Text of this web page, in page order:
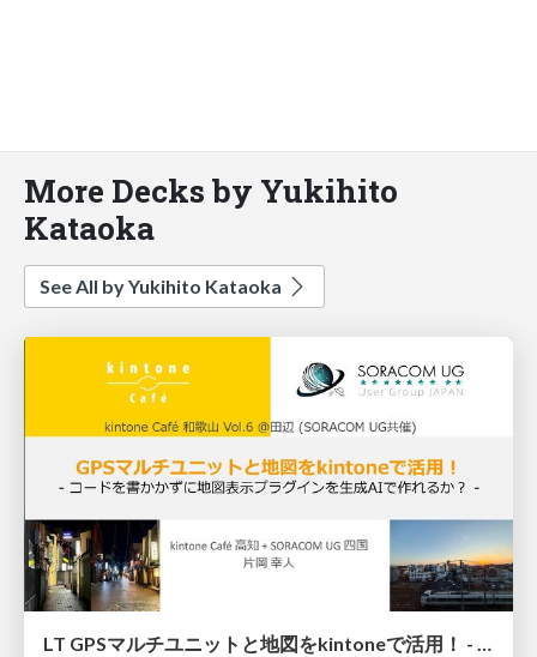
More Decks by Yukihito
Kataoka
See All by Yukihito Kataoka
LT GPSマルチユニットと地図をkintoneで活用！ - コードを書かかずに地図表示プラグインを生成AIで作れるか？ -